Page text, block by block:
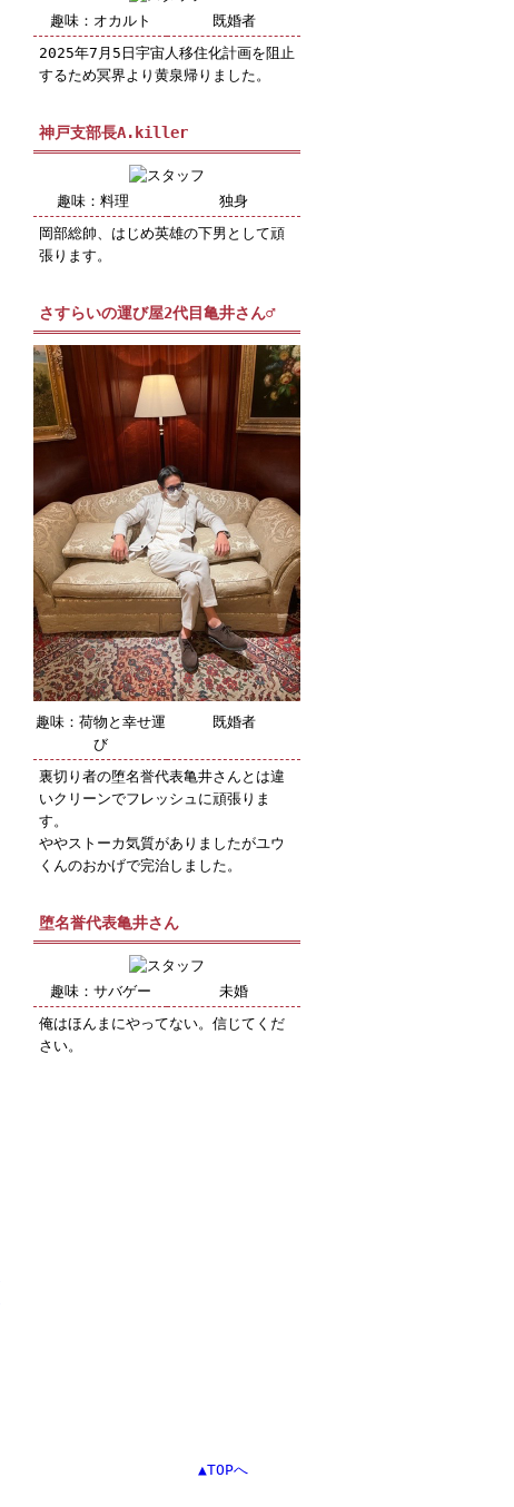
趣味：オカルト
既婚者
2025年7月5日宇宙人移住化計画を阻止
するため冥界より黄泉帰りました。
神戸支部長A.killer
趣味：料理
独身
岡部総帥、はじめ英雄の下男として頑
張ります。
さすらいの運び屋2代目亀井さん♂
趣味：荷物と幸せ運
び
既婚者
裏切り者の堕名誉代表亀井さんとは違
いクリーンでフレッシュに頑張りま
す。
ややストーカ気質がありましたがユウ
くんのおかげで完治しました。
堕名誉代表亀井さん
趣味：サバゲー
未婚
俺はほんまにやってない。信じてくだ
さい。
▲TOPへ